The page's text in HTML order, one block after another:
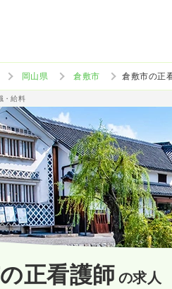
岡山県 倉敷市 倉敷市の正
・給料
正看護師 の求人